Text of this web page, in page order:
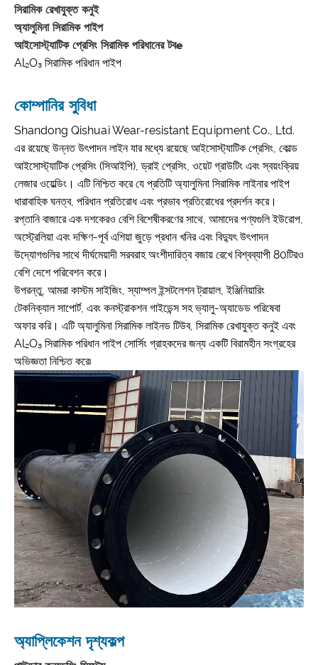
সিরামিক রেখাযুক্ত কনুই
অ্যালুমিনা সিরামিক পাইপ
আইসোস্ট্যাটিক প্রেসিং সিরামিক পরিধানের টবe
Al₂O₃ সিরামিক পরিধান পাইপ
কোম্পানির সুবিধা
Shandong Qishuai Wear-resistant Equipment Co., Ltd.
এর রয়েছে উন্নত উৎপাদন লাইন যার মধ্যে রয়েছে আইসোস্ট্যাটিক প্রেসিং, কোল্ড
আইসোস্ট্যাটিক প্রেসিং (সিআইপি), ড্রাই প্রেসিং, ওয়েট গ্রাউটিং এবং স্বয়ংক্রিয়
লেজার ওয়েল্ডিং। এটি নিশ্চিত করে যে প্রতিটি অ্যালুমিনা সিরামিক লাইনার পাইপ
ধারাবাহিক ঘনত্ব, পরিধান প্রতিরোধ এবং প্রভাব প্রতিরোধের প্রদর্শন করে।
রপ্তানি বাজারে এক দশকেরও বেশি বিশেষীকরণের সাথে, আমাদের পণ্যগুলি ইউরোপ,
অস্ট্রেলিয়া এবং দক্ষিণ-পূর্ব এশিয়া জুড়ে প্রধান খনির এবং বিদ্যুৎ উৎপাদন
উদ্যোগগুলির সাথে দীর্ঘমেয়াদী সরবরাহ অংশীদারিত্ব বজায় রেখে বিশ্বব্যাপী 80টিরও
বেশি দেশে পরিবেশন করে।
উপরন্তু, আমরা কাস্টম সাইজিং, স্যাম্পল ইন্সটলেশন ট্রায়াল, ইঞ্জিনিয়ারিং
টেকনিক্যাল সাপোর্ট, এবং কনস্ট্রাকশন গাইডেন্স সহ ভ্যালু-অ্যাডেড পরিষেবা
অফার করি। এটি অ্যালুমিনা সিরামিক লাইনড টিউব, সিরামিক রেখাযুক্ত কনুই এবং
Al₂O₃ সিরামিক পরিধান পাইপ সোর্সিং গ্রাহকদের জন্য একটি বিরামহীন সংগ্রহের
অভিজ্ঞতা নিশ্চিত করে৷
অ্যাপ্লিকেশন দৃশ্যকল্প